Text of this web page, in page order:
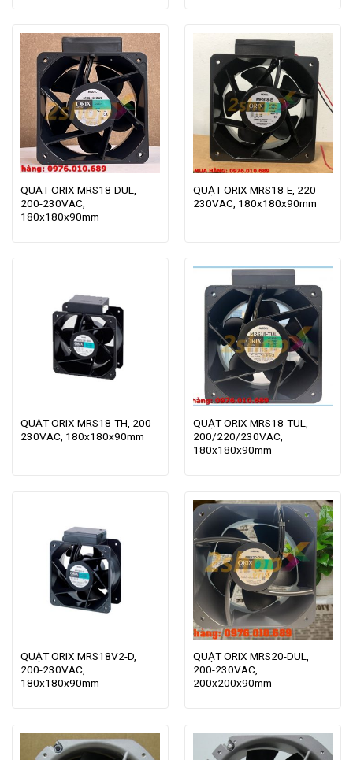
QUẠT ORIX MRS18-DUL,
200-230VAC,
180x180x90mm
QUẠT ORIX MRS18-E, 220-
230VAC, 180x180x90mm
QUẠT ORIX MRS18-TH, 200-
230VAC, 180x180x90mm
QUẠT ORIX MRS18-TUL,
200/220/230VAC,
180x180x90mm
QUẠT ORIX MRS18V2-D,
200-230VAC,
180x180x90mm
QUẠT ORIX MRS20-DUL,
200-230VAC,
200x200x90mm